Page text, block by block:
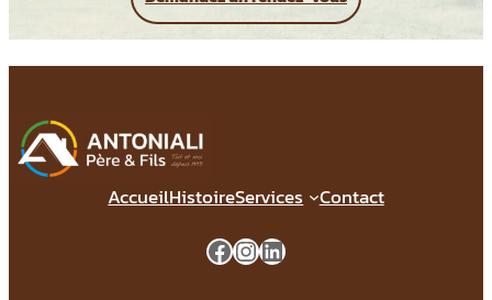
AccueilHistoireServices Contact
Facebook InstagramLinkedIn